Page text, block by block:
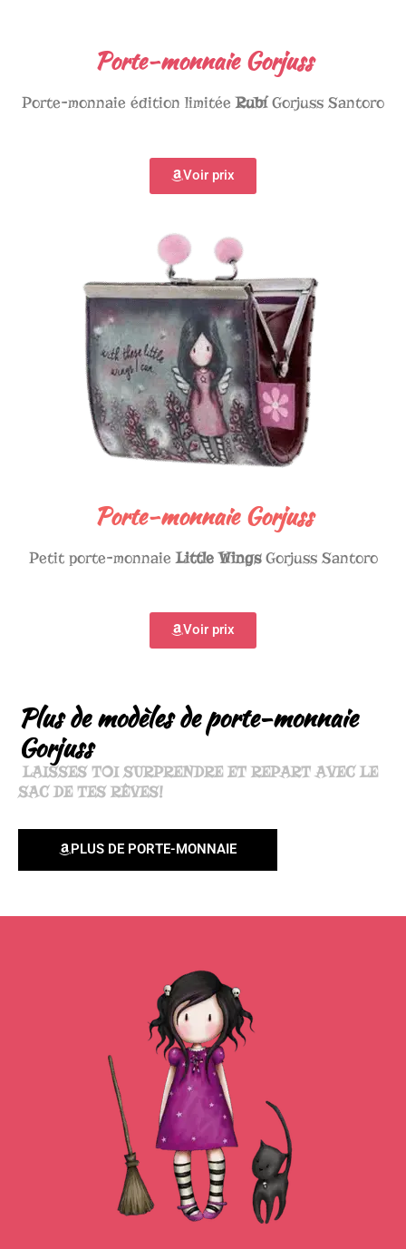
Porte-monnaie Gorjuss
Porte-monnaie édition limitéeRubíGorjuss Santoro
Voir prix
Porte-monnaie Gorjuss
Petit porte-monnaieLittle WingsGorjuss Santoro
Voir prix
Plus de modèles de porte-monnaie
Gorjuss
LAISSES TOI SURPRENDRE ET REPART AVEC LE
SAC DE TES RÊVES!
PLUS DE PORTE-MONNAIE